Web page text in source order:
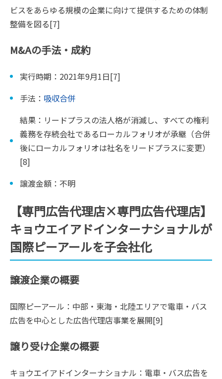
ビスをあらゆる規模の企業に向けて提供するための体制
整備を図る[7]
M&Aの手法・成約
実行時期：2021年9月1日[7]
手法： 吸収合併
結果：リードプラスの法人格が消滅し、すべての権利
義務を存続会社であるローカルフォリオが承継（合併
後にローカルフォリオは社名をリードプラスに変更）
[8]
譲渡金額：不明
【専門広告代理店×専門広告代理店】
キョウエイアドインターナショナルが
国際ピーアールを子会社化
譲渡企業の概要
国際ピーアール：中部・東海・北陸エリアで電車・バス
広告を中心とした広告代理店事業を展開[9]
譲り受け企業の概要
キョウエイアドインターナショナル：電車・バス広告を